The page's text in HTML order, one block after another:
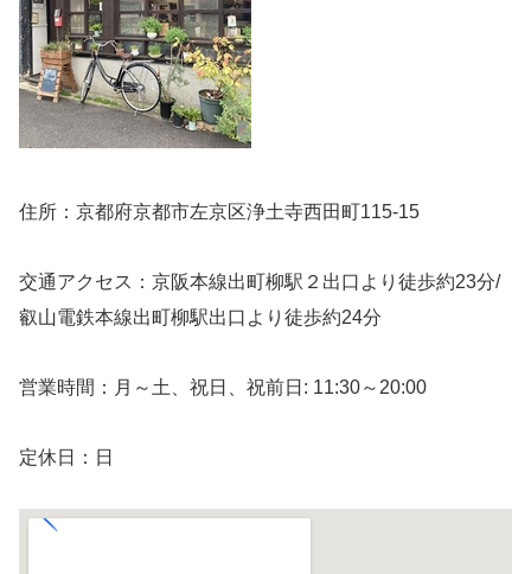
住所：京都府京都市左京区浄土寺西田町115-15
交通アクセス：京阪本線出町柳駅２出口より徒歩約23分/
叡山電鉄本線出町柳駅出口より徒歩約24分
営業時間：月～土、祝日、祝前日: 11:30～20:00
定休日：日